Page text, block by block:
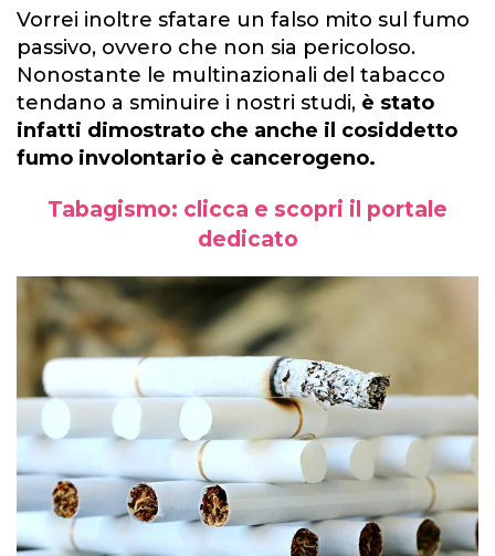
Vorrei inoltre sfatare un falso mito sul fumo
passivo, ovvero che non sia pericoloso.
Nonostante le multinazionali del tabacco
tendano a sminuire i nostri studi, è stato
infatti dimostrato che anche il cosiddetto
fumo involontario è cancerogeno.
Tabagismo: clicca e scopri il portale
dedicato